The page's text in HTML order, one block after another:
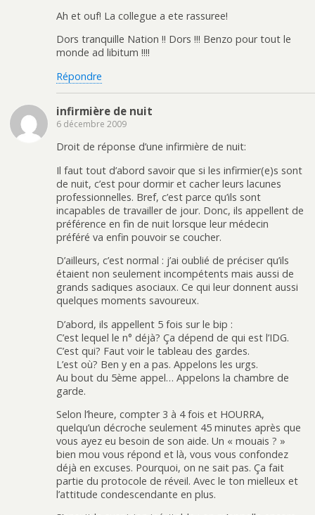
Ah et ouf! La collegue a ete rassuree!
Dors tranquille Nation !! Dors !!! Benzo pour tout le
monde ad libitum !!!!
Répondre
infirmière de nuit
6 décembre 2009
Droit de réponse d’une infirmière de nuit:
Il faut tout d’abord savoir que si les infirmier(e)s sont
de nuit, c’est pour dormir et cacher leurs lacunes
professionnelles. Bref, c’est parce qu’ils sont
incapables de travailler de jour. Donc, ils appellent de
préférence en fin de nuit lorsque leur médecin
préféré va enfin pouvoir se coucher.
D’ailleurs, c’est normal : j’ai oublié de préciser qu’ils
étaient non seulement incompétents mais aussi de
grands sadiques asociaux. Ce qui leur donnent aussi
quelques moments savoureux.
D’abord, ils appellent 5 fois sur le bip :
C’est lequel le n° déjà? Ça dépend de qui est l’IDG.
C’est qui? Faut voir le tableau des gardes.
L’est où? Ben y en a pas. Appelons les urgs.
Au bout du 5ème appel… Appelons la chambre de
garde.
Selon l’heure, compter 3 à 4 fois et HOURRA,
quelqu’un décroche seulement 45 minutes après que
vous ayez eu besoin de son aide. Un « mouais ? »
bien mou vous répond et là, vous vous confondez
déjà en excuses. Pourquoi, on ne sait pas. Ça fait
partie du protocole de réveil. Avec le ton mielleux et
l’attitude condescendante en plus.